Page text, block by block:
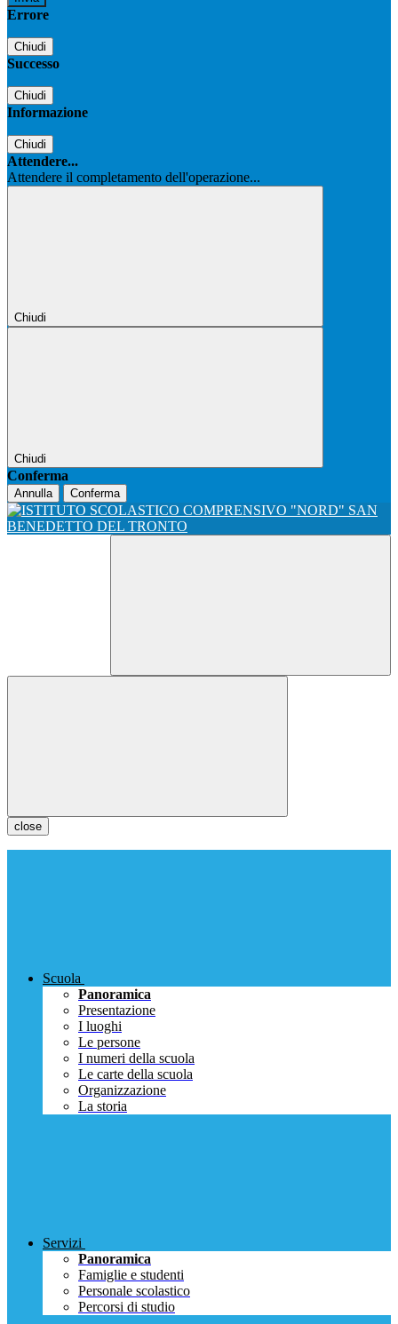
Errore
Chiudi
Successo
Chiudi
Informazione
Chiudi
Attendere...
Attendere il completamento dell'operazione...
Chiudi
Chiudi
Conferma
Annulla Conferma
close
Scuola
Panoramica
Presentazione
I luoghi
Le persone
I numeri della scuola
Le carte della scuola
Organizzazione
La storia
Servizi
Panoramica
Famiglie e studenti
Personale scolastico
Percorsi di studio